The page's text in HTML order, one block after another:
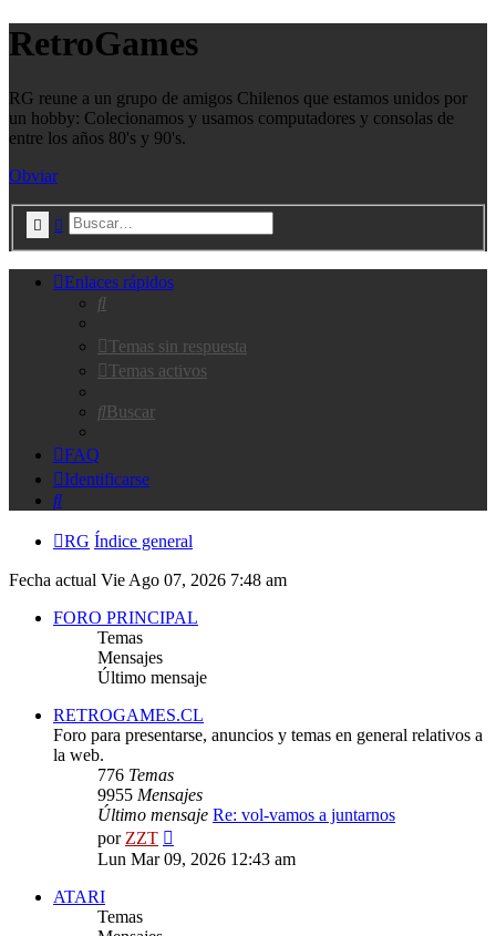
RetroGames
RG reune a un grupo de amigos Chilenos que estamos unidos por
un hobby: Colecionamos y usamos computadores y consolas de
entre los años 80's y 90's.
Obviar
BuscarBúsqueda avanzada
Enlaces rápidos
Temas sin respuesta
Temas activos
Buscar
FAQ
Identificarse
Buscar
RG Índice general
Fecha actual Vie Ago 07, 2026 7:48 am
FORO PRINCIPAL
Temas
Mensajes
Último mensaje
RETROGAMES.CL
Foro para presentarse, anuncios y temas en general relativos a
la web.
776 Temas
9955 Mensajes
Último mensaje Re: vol-vamos a juntarnos
porZZT
último
Lun Mar 09, 2026 12:43 am
ATARI
Temas